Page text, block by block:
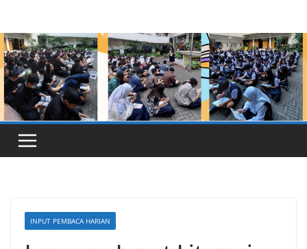
content
INPUT PEMBACA HARIAN